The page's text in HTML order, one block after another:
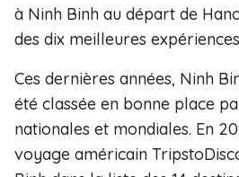
à Ninh Binh au départ de
des dix meilleures
Ces dernières années, Ninh
été classée en bonne place
nationales et mondiales. En
voyage américain